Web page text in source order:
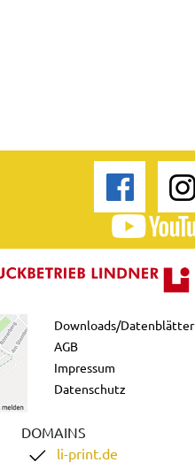
Downloads/Datenblätter
AGB
Impressum
Datenschutz
DOMAINS
li-print.de